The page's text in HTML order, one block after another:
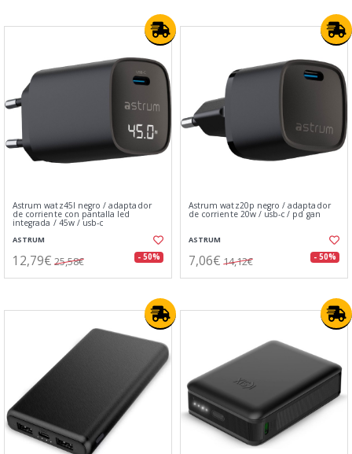
Astrum watz45l negro / adaptador
de corriente con pantalla led
integrada / 45w / usb-c
ASTRUM
12,79€ 25,58€ - 50%
Astrum watz20p negro / adaptador
de corriente 20w / usb-c / pd gan
ASTRUM
7,06€ 14,12€ - 50%